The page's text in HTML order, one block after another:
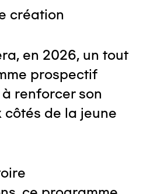
création
en 2026, un tout
prospectif
renforcer son
de la jeune